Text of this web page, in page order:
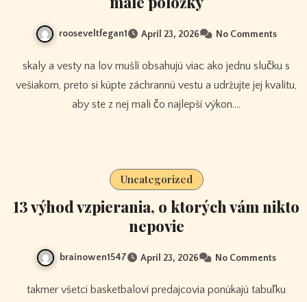
rooseveltfegan1 April 23, 2026 No Comments
skaly a vesty na lov mušlí obsahujú viac ako jednu slučku s
vešiakom, preto si kúpte záchrannú vestu a udržujte jej kvalitu,
aby ste z nej mali čo najlepší výkon.…
Uncategorized
13 výhod vzpierania, o ktorých vám nikto
nepovie
brainowen1547 April 23, 2026 No Comments
takmer všetci basketbaloví predajcovia ponúkajú tabuľku